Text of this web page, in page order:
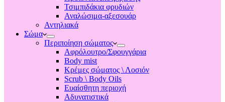
Τσιμπιδάκια φρυδιών
Αναλώσιμα-αξεσουάρ
Αντηλιακά
Σώμα
Περιποίηση σώματος
Αφρόλουτρο/Σφουγγάρια
Body mist
Κρέμες σώματος \ Λοσιόν
Scrub \ Body Oils
Ευαίσθητη περιοχή
Αδυνατιστικά